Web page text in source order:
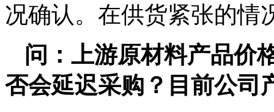
况确认。在供货紧张的情
问：上游原材料产品价
否会延迟采购？目前公司